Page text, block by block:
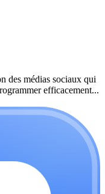
des médias sociaux qui
efficacement...